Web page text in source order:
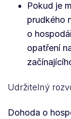
Pokud je
prudkého
o
opatření
Udržitelný
Dohoda o